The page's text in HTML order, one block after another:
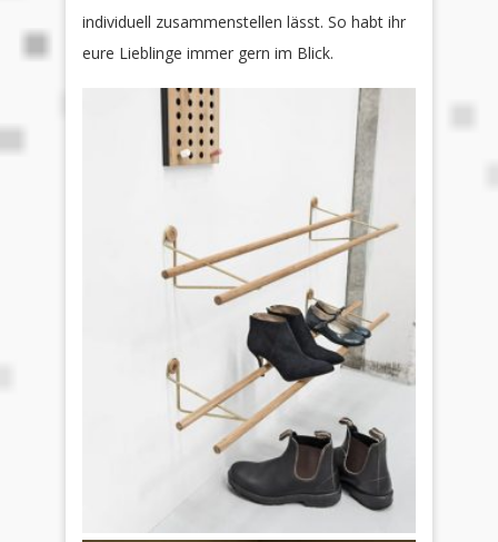
individuell zusammenstellen lässt. So habt ihr
eure Lieblinge immer gern im Blick.